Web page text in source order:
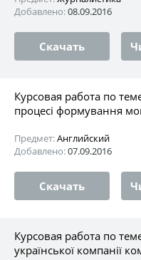
Добавлено:08.09.2016
Скачать
Курсовая работа по
процесі формування
Предмет:Английский
Добавлено:07.09.2016
Скачать
Курсовая работа по
української компанії